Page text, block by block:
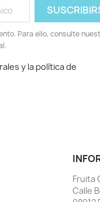
Para ello, consulte
y la política de
Fruita
Calle